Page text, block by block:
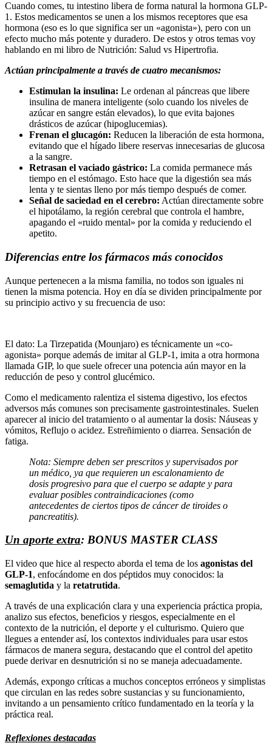
Cuando comes, tu intestino libera de forma natural la hormona GLP-
1. Estos medicamentos se unen a los mismos receptores que esa
hormona (eso es lo que significa ser un «agonista»), pero con un
efecto mucho más potente y duradero. De estos y otros temas voy
hablando en mi libro de Nutrición: Salud vs Hipertrofia.
Actúan principalmente a través de cuatro mecanismos:
Estimulan la insulina: Le ordenan al páncreas que libere
insulina de manera inteligente (solo cuando los niveles de
azúcar en sangre están elevados), lo que evita bajones
drásticos de azúcar (hipoglucemias).
Frenan el glucagón: Reducen la liberación de esta hormona,
evitando que el hígado libere reservas innecesarias de glucosa
a la sangre.
Retrasan el vaciado gástrico: La comida permanece más
tiempo en el estómago. Esto hace que la digestión sea más
lenta y te sientas lleno por más tiempo después de comer.
Señal de saciedad en el cerebro: Actúan directamente sobre
el hipotálamo, la región cerebral que controla el hambre,
apagando el «ruido mental» por la comida y reduciendo el
apetito.
Diferencias entre los fármacos más conocidos
Aunque pertenecen a la misma familia, no todos son iguales ni
tienen la misma potencia. Hoy en día se dividen principalmente por
su principio activo y su frecuencia de uso:
El dato: La Tirzepatida (Mounjaro) es técnicamente un «co-
agonista» porque además de imitar al GLP-1, imita a otra hormona
llamada GIP, lo que suele ofrecer una potencia aún mayor en la
reducción de peso y control glucémico.
Como el medicamento ralentiza el sistema digestivo, los efectos
adversos más comunes son precisamente gastrointestinales. Suelen
aparecer al inicio del tratamiento o al aumentar la dosis: Náuseas y
vómitos, Reflujo o acidez. Estreñimiento o diarrea. Sensación de
fatiga.
Nota: Siempre deben ser prescritos y supervisados por
un médico, ya que requieren un escalonamiento de
dosis progresivo para que el cuerpo se adapte y para
evaluar posibles contraindicaciones (como
antecedentes de ciertos tipos de cáncer de tiroides o
pancreatitis).
Un aporte extra: BONUS MASTER CLASS
El video que hice al respecto aborda el tema de los agonistas del
GLP-1, enfocándome en dos péptidos muy conocidos: la
semaglutida y la retatrutida.
A través de una explicación clara y una experiencia práctica propia,
analizo sus efectos, beneficios y riesgos, especialmente en el
contexto de la nutrición, el deporte y el culturismo. Quiero que
llegues a entender así, los contextos individuales para usar estos
fármacos de manera segura, destacando que el control del apetito
puede derivar en desnutrición si no se maneja adecuadamente.
Además, expongo críticas a muchos conceptos erróneos y simplistas
que circulan en las redes sobre sustancias y su funcionamiento,
invitando a un pensamiento crítico fundamentado en la teoría y la
práctica real.
Reflexiones destacadas